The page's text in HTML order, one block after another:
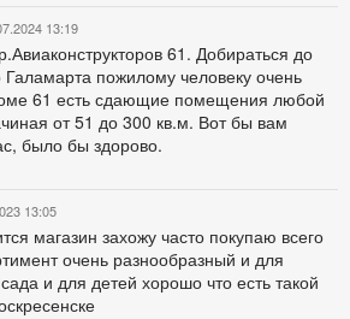
13:19
61. Добираться до
пожилому человеку очень
61 есть сдающие помещения любой
от 51 до 300 кв.м. Вот бы вам
было бы здорово.
13:05
магазин захожу часто покупаю всего
очень разнообразный и для
и для детей хорошо что есть такой